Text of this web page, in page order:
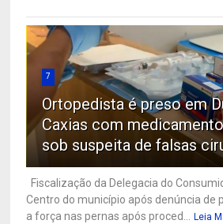
7
Ortopedista é preso em
Caxias com
sob suspeita de falsas
Fiscalização da Delegacia do
Centro do município após denúncia de
a força nas pernas após proced... Leia